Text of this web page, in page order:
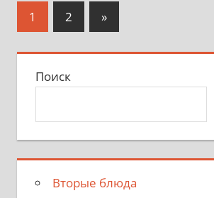
Пагинация
1 2
Следующие
записи
»
Поиск
Вторые блюда